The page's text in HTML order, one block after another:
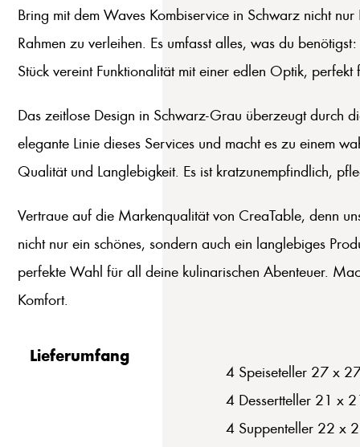
Bring mit dem Waves Kombiservice in Schwarz nicht
Rahmen zu verleihen. Es umfasst alles, was du
Stück vereint Funktionalität mit einer edlen Optik,
Das zeitlose Design in Schwarz-Grau überzeugt durch
elegante Linie dieses Services und macht es zu einem
Qualität und Langlebigkeit. Es ist kratzunempfindlich,
Vertraue auf die Markenqualität von CreaTable, denn
nicht nur ein schönes, sondern auch ein langlebiges
perfekte Wahl für all deine kulinarischen Abenteuer.
Komfort.
Lieferumfang
4 Speiseteller 27 x
4 Dessertteller 21 x
4 Suppenteller 22 x